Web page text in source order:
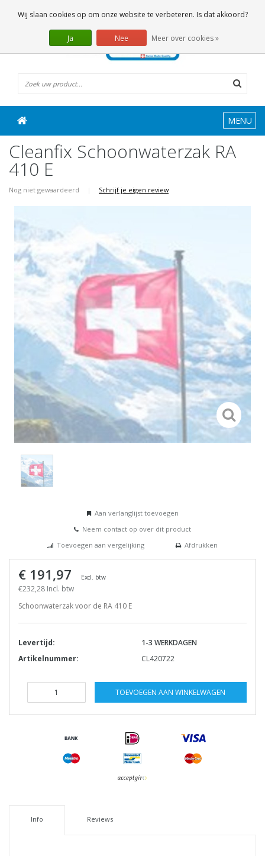
0 Artikelen
MENU
Cleanfix Schoonwaterzak RA
410 E
Nog niet gewaardeerd | Schrijf je eigen review
Aan verlanglijst toevoegen
Neem contact op over dit product
Toevoegen aan vergelijking
Afdrukken
€ 191,97 Excl. btw
€232,28 Incl. btw
Schoonwaterzak voor de RA 410 E
Levertijd:
1-3 WERKDAGEN
Artikelnummer:
CL420722
TOEVOEGEN AAN WINKELWAGEN
Info Reviews
Wij slaan cookies op om onze website te verbeteren. Is dat akkoord?
Ja Nee Meer over cookies »